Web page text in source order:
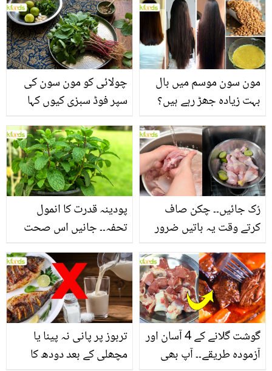
چولائی کو مون سون کی
سپر فوڈ سبزی کیوں کہا
منرلز اور اینٹی آکسیڈنٹس
سے بھرپور اس سبزی کے
فائدے
مون سون موسم میں بال
بہت زیادہ جھڑ رہے ہیں؟
بنانے کے چند قدرتی طریقے
پودینہ قدرت کا انمول
تحفہ۔۔ جانیں اس صحت
انگیز طبی فوائد
رُک جائیں۔۔ چکن صاف
کرتے وقت یہ باتیں ضرور
تربوز پر پانی نہ پینا یا
مچھلی کے بعد دودھ کا
گوشت گلانے کے 4 آسان اور
آزمودہ طریقے۔۔ آپ بھی